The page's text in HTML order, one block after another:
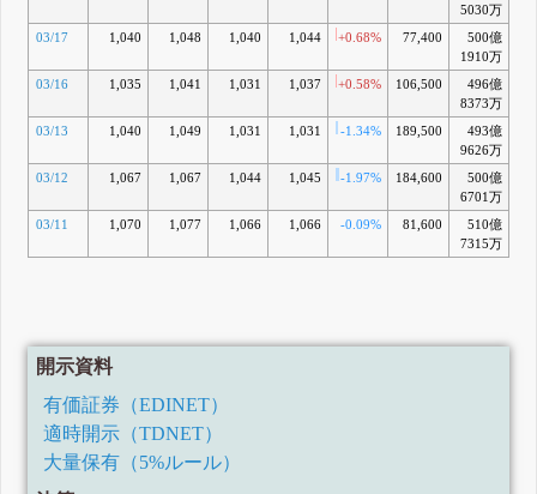
5030万
03/17 1,040 1,048 1,040 1,044 +0.68% 77,400
500億
1910万
03/16 1,035 1,041 1,031 1,037 +0.58% 106,500
496億
8373万
03/13 1,040 1,049 1,031 1,031 -1.34% 189,500
493億
9626万
03/12 1,067 1,067 1,044 1,045 -1.97% 184,600
500億
6701万
03/11 1,070 1,077 1,066 1,066 -0.09% 81,600
510億
7315万
開示資料
有価証券（EDINET）
適時開示（TDNET）
大量保有（5%ルール）